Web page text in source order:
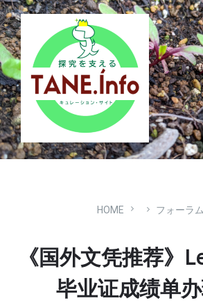
Skip
to
content
Skip
to
main
navigation
Skip
to
footer
HOME フォーラ
《国外文凭推荐》
毕业证成绩单